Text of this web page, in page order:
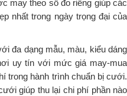
may theo số đo riêng giúp các
nhất trong ngày trọng đại của
đa dạng mẫu, màu, kiểu dáng
uy tín với mức giá may-mua
trong hành trình chuẩn bị cưới.
giúp thu lại chi phí phần nào